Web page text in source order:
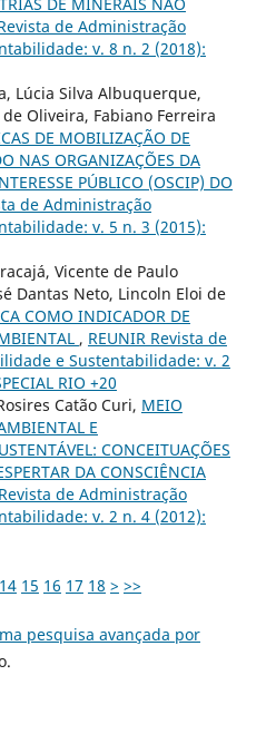
de Administração
v. 8 n. 2 (2018):
Lúcia Silva Albuquerque,
Oliveira, Fabiano Ferreira
DE MOBILIZAÇÃO DE
NAS ORGANIZAÇÕES DA
PÚBLICO (OSCIP) DO
de Administração
v. 5 n. 3 (2015):
Vicente de Paulo
Dantas Neto, Lincoln Eloi de
COMO INDICADOR DE
, REUNIR Revista de
e Sustentabilidade: v. 2
RIO +20
Catão Curi, MEIO
E
CONCEITUAÇÕES
DA CONSCIÊNCIA
de Administração
v. 2 n. 4 (2012):
14 15 16 17 18 > >>
pesquisa avançada por